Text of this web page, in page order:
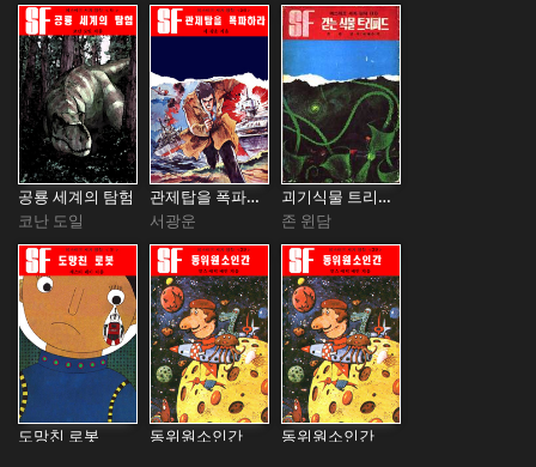
공룡 세계의 탐험
코난 도일
관제탑을 폭파하라
서광운
괴기식물 트리피트 The Day of The Triffids
존 윈담
도망친 로봇
동위원소인간
동위원소인간